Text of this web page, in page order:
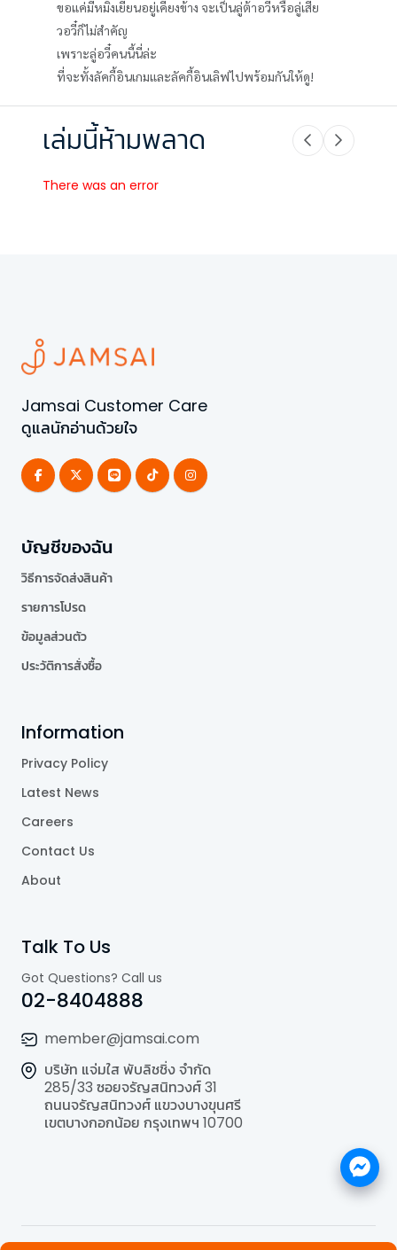
ขอแค่มีหมิงเยี่ยนอยู่เคียงข้าง จะเป็นลู่ต้าอวี๋หรือลู่เสี่ย
วอวี๋ก็ไม่สำคัญ
เพราะลู่อวี๋คนนี้นี่ล่ะ
ที่จะทั้งลัคกี้อินเกมและลัคกี้อินเลิฟไปพร้อมกันให้ดู!
เล่มนี้ห้ามพลาด
There was an error
Jamsai Customer Care
ดูแลนักอ่านด้วยใจ
บัญชีของฉัน
วิธีการจัดส่งสินค้า
รายการโปรด
ข้อมูลส่วนตัว
ประวัติการสั่งซื้อ
Information
Privacy Policy
Latest News
Careers
Contact Us
About
Talk To Us
Got Questions? Call us
02-8404888
member@jamsai.com
บริษัท แจ่มใส พับลิชชิ่ง จำกัด
285/33 ซอยจรัญสนิทวงศ์ 31
ถนนจรัญสนิทวงศ์ แขวงบางขุนศรี
เขตบางกอกน้อย กรุงเทพฯ 10700